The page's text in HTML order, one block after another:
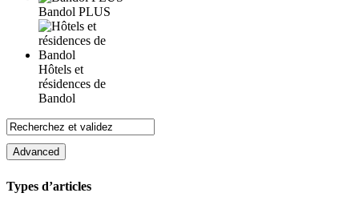
Bandol PLUS
Hôtels et
résidences de
Bandol
Types d’articles